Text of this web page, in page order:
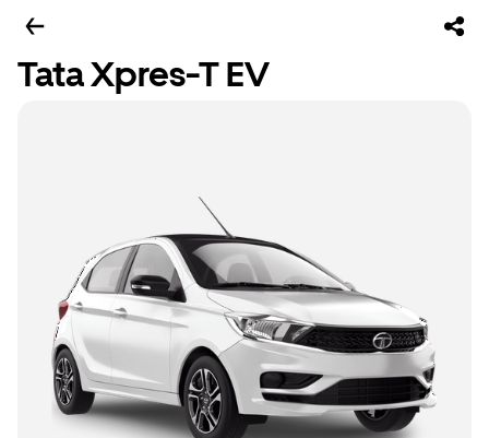
Tata Xpres-T EV